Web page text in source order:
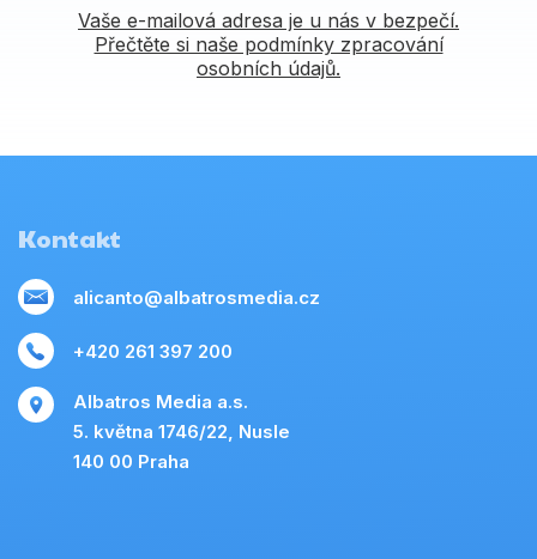
Vaše e-mailová adresa je u nás v bezpečí.
Přečtěte si naše podmínky zpracování
osobních údajů.
Kontakt
alicanto@albatrosmedia.cz
+420 261 397 200
Albatros Media a.s.
5. května 1746/22, Nusle
140 00 Praha